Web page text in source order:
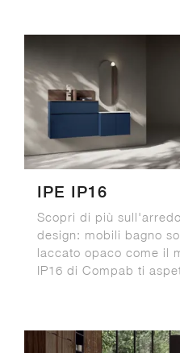
IPE IP16
Scopri di più
design: mobili bagno
laccato opaco come il
IP16 di Compab ti